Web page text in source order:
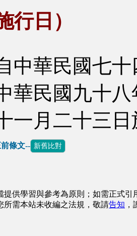
行日）
中華民國七
華民國九十
一月二十三
條文-- 新舊比對
提供學習與參考為原則；如需正式
所需本站未收編之法規，敬請告知 ，